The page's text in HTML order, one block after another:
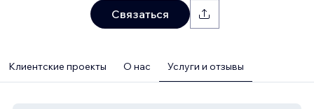
Связаться
Клиентские проекты О нас Услуги и отзывы